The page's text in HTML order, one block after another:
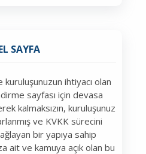
SAYFA
ihtiyacı olan
sayfası için devasa
kalmaksızın, kuruluşunuz
ve KVKK sürecini
bir yapıya sahip
ait ve kamuya açık olan bu